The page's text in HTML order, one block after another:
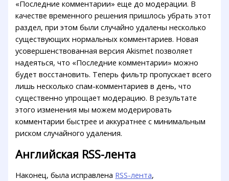
«Последние комментарии» еще до модерации. В
качестве временного решения пришлось убрать этот
раздел, при этом были случайно удалены несколько
существующих нормальных комментариев. Новая
усовершенствованная версия Akismet позволяет
надеяться, что «Последние комментарии» можно
будет восстановить. Теперь фильтр пропускает всего
лишь несколько спам-комментариев в день, что
существенно упрощает модерацию. В результате
этого изменения мы можем модерировать
комментарии быстрее и аккуратнее с минимальным
риском случайного удаления.
Английская RSS-лента
Наконец, была исправлена RSS-лента,